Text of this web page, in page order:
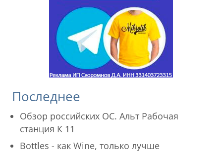
Последнее
Обзор российских ОС. Альт Рабочая
станция К 11
Bottles - как Wine, только лучше